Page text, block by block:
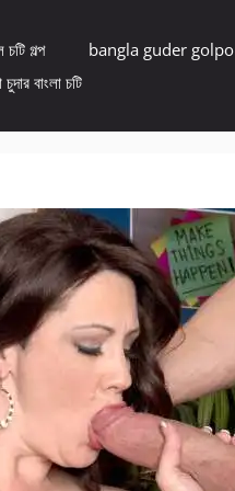
চটি গল্প bangla guder golpo
চুদার বাংলা চটি